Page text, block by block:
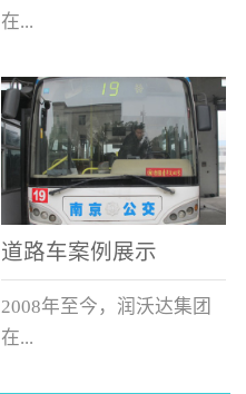
在...
中国累计升级改造非道路
运输车辆10000余辆，涵盖
了所有非道路车辆类型。
道路车案例展示
2008年至今，润沃达集团
在...